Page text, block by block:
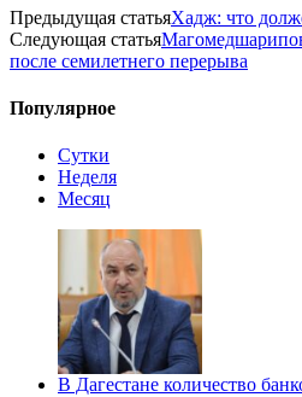
Предыдущая статьяХадж: что
Следующая статья
после семилетнего перерыва
Популярное
Сутки
Неделя
Месяц
В Дагестане количество